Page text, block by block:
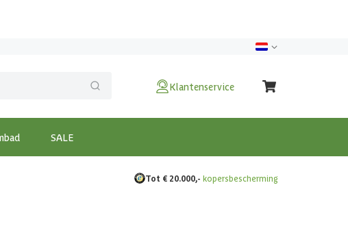
Klantenservice
SALE
Tot € 20.000,- kopersbescherming